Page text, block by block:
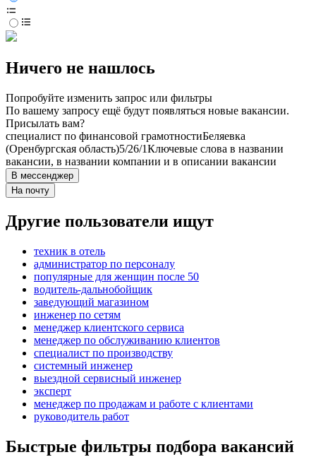
Ничего не нашлось
Попробуйте изменить запрос или фильтры
По вашему запросу ещё будут появляться новые вакансии.
Присылать вам?
специалист по финансовой грамотностиБеляевка
(Оренбургская область)5/26/1Ключевые слова в названии
вакансии, в названии компании и в описании вакансии
В мессенджер
На почту
Другие пользователи ищут
техник в отель
администратор по персоналу
популярные для женщин после 50
водитель-дальнобойщик
заведующий магазином
инженер по сетям
менеджер клиентского сервиса
менеджер по обслуживанию клиентов
специалист по производству
системный инженер
выездной сервисный инженер
эксперт
менеджер по продажам и работе с клиентами
руководитель работ
Быстрые фильтры подбора вакансий